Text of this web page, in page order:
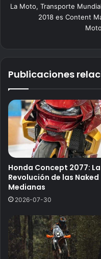
La Moto, Transporte
2018 es Content
Publicaciones
Honda Concept 2077: La
Revolución de las Naked
Medianas
2026-07-30